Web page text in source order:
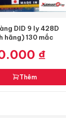
DID 9 ly 428D
hãng) 130 mắc
₫
Thêm